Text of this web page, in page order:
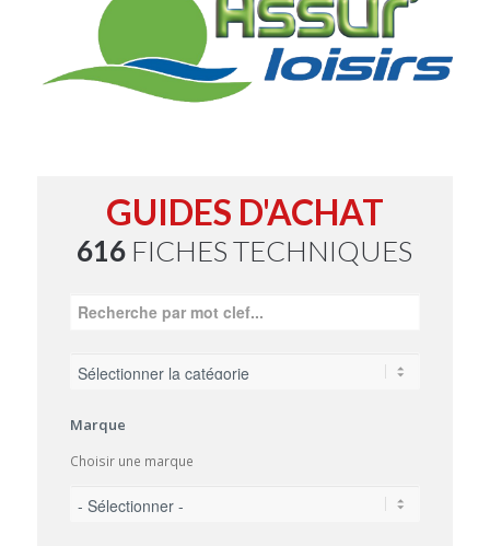
GUIDES D'ACHAT
616 FICHES TECHNIQUES
Marque
Choisir une marque